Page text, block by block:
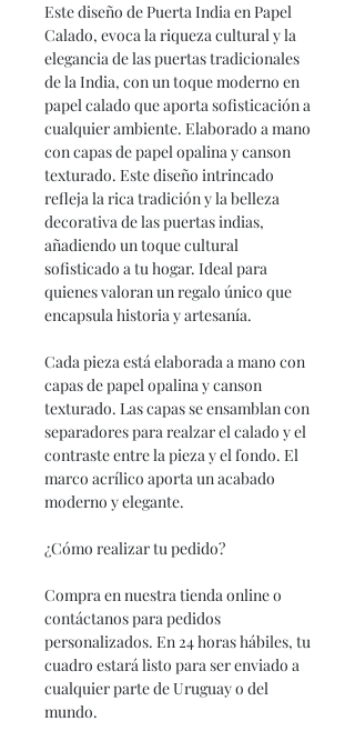
Este diseño de Puerta India en Papel
Calado, evoca la riqueza cultural y la
elegancia de las puertas tradicionales
de la India, con un toque moderno en
papel calado que aporta sofisticación a
cualquier ambiente. Elaborado a mano
con capas de papel opalina y canson
texturado. Este diseño intrincado
refleja la rica tradición y la belleza
decorativa de las puertas indias,
añadiendo un toque cultural
sofisticado a tu hogar. Ideal para
quienes valoran un regalo único que
encapsula historia y artesanía.
Cada pieza está elaborada a mano con
capas de papel opalina y canson
texturado. Las capas se ensamblan con
separadores para realzar el calado y el
contraste entre la pieza y el fondo. El
marco acrílico aporta un acabado
moderno y elegante.
¿Cómo realizar tu pedido?
Compra en nuestra tienda online o
contáctanos para pedidos
personalizados. En 24 horas hábiles, tu
cuadro estará listo para ser enviado a
cualquier parte de Uruguay o del
mundo.